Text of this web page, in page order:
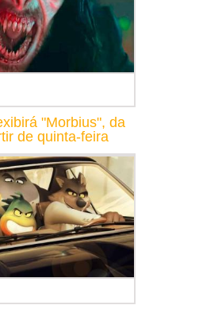
"Morbius", da
de quinta-feira